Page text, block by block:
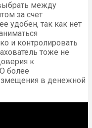
между
за счет
удобен, так как нет
и контролировать
тоже не
к
более
в денежной